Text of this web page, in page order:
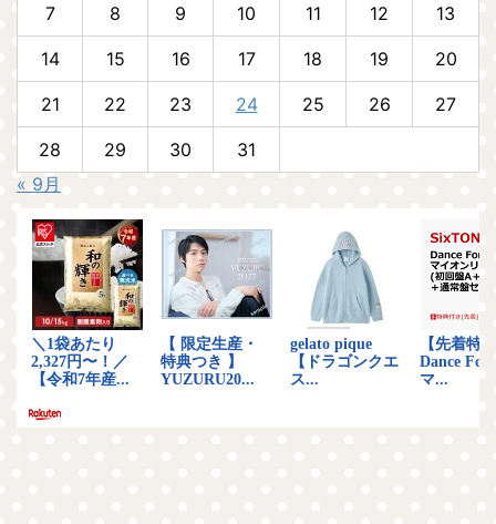
7 8 9 10 11 12 13
14 15 16 17 18 19 20
21 22 23 24 25 26 27
28 29 30
31
« 9月